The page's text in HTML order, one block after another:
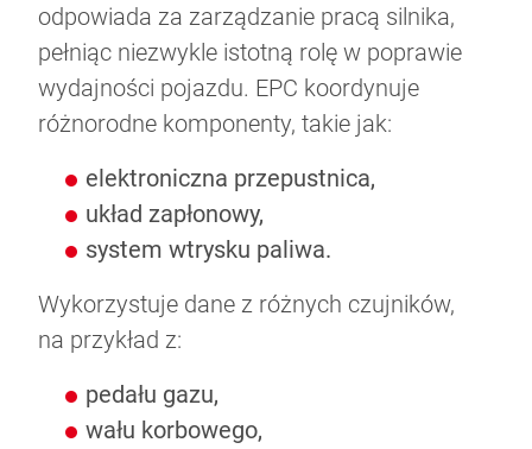
odpowiada za zarządzanie pracą silnika,
pełniąc niezwykle istotną rolę w poprawie
wydajności pojazdu. EPC koordynuje
różnorodne komponenty, takie jak:
elektroniczna przepustnica,
układ zapłonowy,
system wtrysku paliwa.
Wykorzystuje dane z różnych czujników,
na przykład z:
pedału gazu,
wału korbowego,